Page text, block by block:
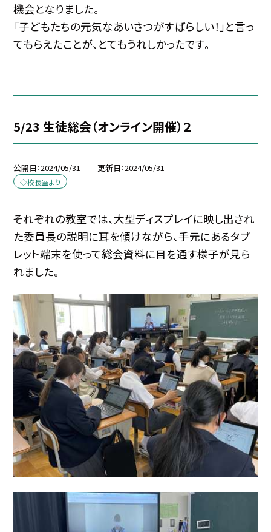
機会となりました。
「子どもたちの元気なあいさつがすばらしい！」と言っ
てもらえたことが、とてもうれしかったです。
5/23 生徒総会（オンライン開催）２
公開日 2024/05/31 更新日 2024/05/31
◇校長室より
それぞれの教室では、大型ディスプレイに映し出され
た委員長の説明に耳を傾けながら、手元にあるタブ
レット端末を使って総会資料に目を通す様子が見ら
れました。